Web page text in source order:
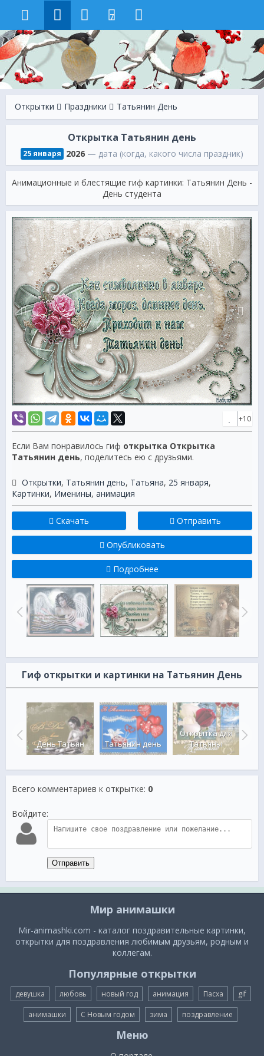
7
Открытки Праздники Татьянин День
Открытка Татьянин день
25 января 2026— дата (когда, какого числа праздник)
Анимационные и блестящие гиф картинки: Татьянин День -
День студента
+10
Если Вам понравилось гиф открытка Открытка
Татьянин день, поделитесь ею с друзьями.
Открытки, Татьянин день, Татьяна, 25 января,
Картинки, Именины, анимация
Скачать Отправить
Опубликовать
Подробнее
Гиф открытки и картинки на Татьянин День
День Татьян Татьянин день
Открытка для
Татьяны
Всего комментариев к открытке: 0
Войдите:
Отправить
Мир анимашки
Mir-animashki.com - каталог поздравительные картинки,
открытки для поздравления любимым друзьям, родным и
коллегам.
Популярные открытки
девушка любовь новый год анимация Пасха gif
анимашки С Новым годом зима поздравление
Меню